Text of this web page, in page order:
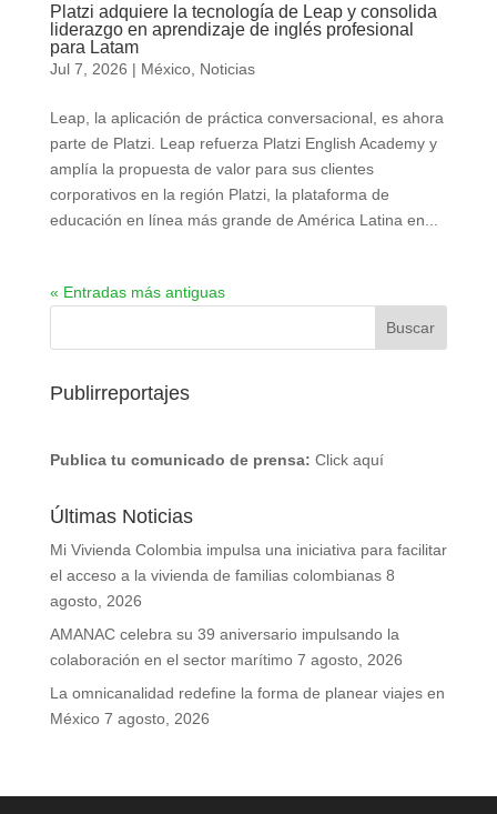
Platzi adquiere la tecnología de Leap y consolida
liderazgo en aprendizaje de inglés profesional
para Latam
Jul 7, 2026 | México, Noticias
Leap, la aplicación de práctica conversacional, es ahora
parte de Platzi. Leap refuerza Platzi English Academy y
amplía la propuesta de valor para sus clientes
corporativos en la región Platzi, la plataforma de
educación en línea más grande de América Latina en...
« Entradas más antiguas
Publirreportajes
Publica tu comunicado de prensa: Click aquí
Últimas Noticias
Mi Vivienda Colombia impulsa una iniciativa para facilitar
el acceso a la vivienda de familias colombianas 8
agosto, 2026
AMANAC celebra su 39 aniversario impulsando la
colaboración en el sector marítimo 7 agosto, 2026
La omnicanalidad redefine la forma de planear viajes en
México 7 agosto, 2026